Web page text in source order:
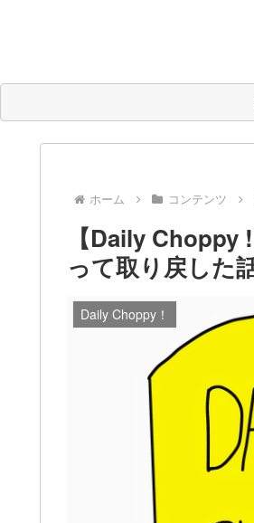
ホーム コンテンツ
【Daily Choppy
って取り戻した
Daily Choppy！